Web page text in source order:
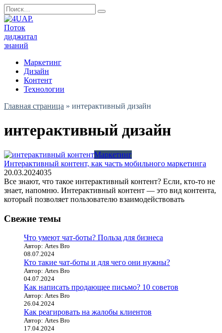
Перейти
к
содержанию
Search
for:
Маркетинг
Дизайн
Контент
Технологии
Главная страница » интерактивный дизайн
интерактивный дизайн
Маркетинг
Интерактивный контент, как часть мобильного маркетинга
20.03.2024035
Все знают, что такое интерактивный контент? Если, кто-то не
знает, напомню. Интерактивный контент — это вид контента,
который позволяет пользователю взаимодействовать
Свежие темы
Что умеют чат-боты? Польза для бизнеса
Автор: Artes Bro
08.07.2024
Кто такие чат-боты и для чего они нужны?
Автор: Artes Bro
04.07.2024
Как написать продающее письмо? 10 советов
Автор: Artes Bro
26.04.2024
Как реагировать на жалобы клиентов
Автор: Artes Bro
17.04.2024